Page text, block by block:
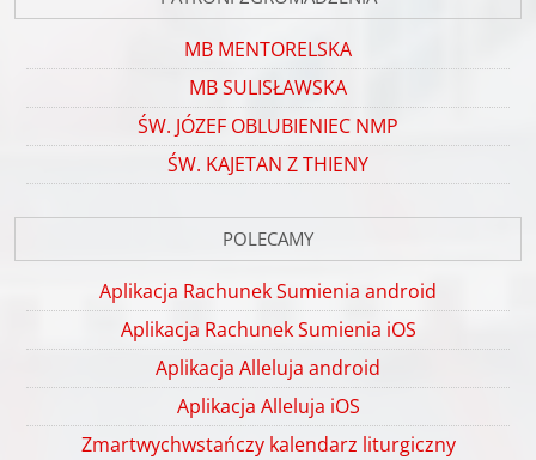
MB MENTORELSKA
MB SULISŁAWSKA
ŚW. JÓZEF OBLUBIENIEC NMP
ŚW. KAJETAN Z THIENY
POLECAMY
Aplikacja Rachunek Sumienia android
Aplikacja Rachunek Sumienia iOS
Aplikacja Alleluja android
Aplikacja Alleluja iOS
Zmartwychwstańczy kalendarz liturgiczny